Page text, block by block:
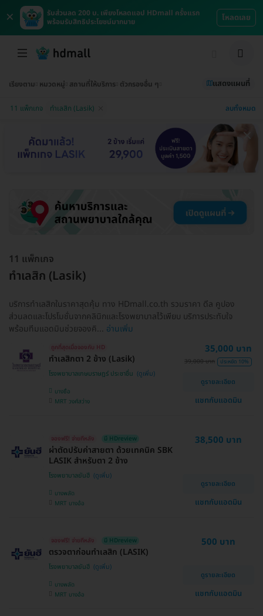
×
รับส่วนลด 200 บ. เพียงโหลดแอป HDmall ครั้งแรก
พร้อมรับสิทธิประโยชน์มากมาย
โหลดเลย
เรียงตาม หมวดหมู่ สถานที่ให้บริการ ตัวกรองอื่น ๆ แสดงแผนที่
11 แพ็กเกจ ทำเลสิก (Lasik) ลบทั้งหมด
11 แพ็กเกจ
ทำเลสิก (Lasik)
บริการทำเลสิกในราคาสุดคุ้ม ทาง HDmall.co.th รวมราคา ดีล คูปอง
ส่วนลดและโปรโมชั่นจากคลินิกและโรงพยาบาลไว้เพียบ บริการประทับใจ
พร้อมทีมแอดมินช่วยจองคิ... อ่านเพิ่ม
ถูกที่สุดเมื่อจองกับ HD
ทำเลสิกตา 2 ข้าง (Lasik)
โรงพยาบาลเกษมราษฎร์ ประชาชื่น
บางซื่อ
MRT วงศ์สว่าง
35,000 บาท
39,000 บาท ประหยัด 10%
ดูรายละเอียด
แชทกับแอดมิน
จองฟรี! จ่ายทีหลัง มี HDreview
ผ่าตัดปรับค่าสายตา ด้วยเทคนิค SBK
LASIK สำหรับตา 2 ข้าง
โรงพยาบาลยันฮี
บางพลัด
MRT บางอ้อ
38,500 บาท
ดูรายละเอียด
แชทกับแอดมิน
จองฟรี! จ่ายทีหลัง มี HDreview
ตรวจตาก่อนทำเลสิก (LASIK)
โรงพยาบาลยันฮี
บางพลัด
MRT บางอ้อ
500 บาท
ดูรายละเอียด
แชทกับแอดมิน